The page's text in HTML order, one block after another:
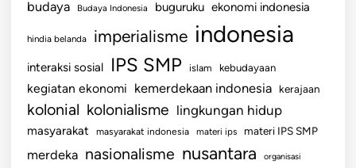
budaya Budaya Indonesia buguruku ekonomi indonesia
hindia belanda imperialisme indonesia
interaksi sosial IPS SMP islam kebudayaan
kegiatan ekonomi kemerdekaan indonesia kerajaan
kolonial kolonialisme lingkungan hidup
masyarakat masyarakat indonesia materi ips materi IPS SMP
merdeka nasionalisme nusantara organisasi